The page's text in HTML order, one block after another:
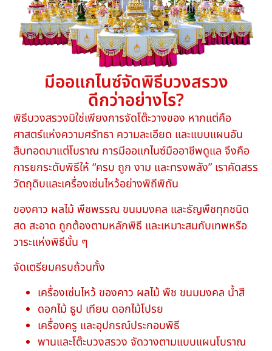
มีออแกไนซ์จัดพิธีบวงสรวง
ดีกว่าอย่างไร?
พิธีบวงสรวงมิใช่เพียงการจัดโต๊ะวางของ หากแต่คือ
ศาสตร์แห่งความศรัทธา ความละเอียด และแบบแผนอัน
สืบทอดมาแต่โบราณ การมีออแกไนซ์มืออาชีพดูแล จึงคือ
การยกระดับพิธีให้ “ครบ ถูก งาม และทรงพลัง” เราคัดสรร
วัตถุดิบและเครื่องเซ่นไหว้อย่างพิถีพิถัน
ของคาว ผลไม้ พืชพรรณ ขนมมงคล และธัญพืชทุกชนิด
สด สะอาด ถูกต้องตามหลักพิธี และเหมาะสมกับเทพหรือ
วาระแห่งพิธีนั้น ๆ
จัดเตรียมครบถ้วนทั้ง
เครื่องเซ่นไหว้ ของคาว ผลไม้ พืช ขนมมงคล น้ำสี
ดอกไม้ ธูป เทียน ดอกไม้โปรย
เครื่องครู และอุปกรณ์ประกอบพิธี
พานและโต๊ะบวงสรวง จัดวางตามแบบแผนโบราณ